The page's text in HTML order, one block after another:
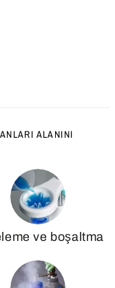
ALANINI
ve boşaltma